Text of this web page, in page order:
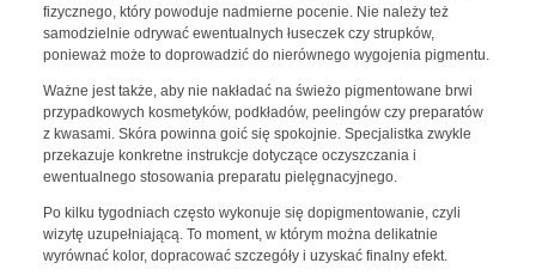
fizycznego, który powoduje nadmierne pocenie. Nie należy też
samodzielnie odrywać ewentualnych łuseczek czy strupków,
ponieważ może to doprowadzić do nierównego wygojenia pigmentu.
Ważne jest także, aby nie nakładać na świeżo pigmentowane brwi
przypadkowych kosmetyków, podkładów, peelingów czy preparatów
z kwasami. Skóra powinna goić się spokojnie. Specjalistka zwykle
przekazuje konkretne instrukcje dotyczące oczyszczania i
ewentualnego stosowania preparatu pielęgnacyjnego.
Po kilku tygodniach często wykonuje się dopigmentowanie, czyli
wizytę uzupełniającą. To moment, w którym można delikatnie
wyrównać kolor, dopracować szczegóły i uzyskać finalny efekt.